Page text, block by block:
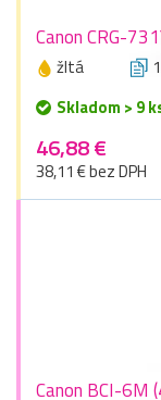
Canon CRG-
žltá
Skladom > 9
46,88 €
38,11 € bez DPH
Canon BCI-6M